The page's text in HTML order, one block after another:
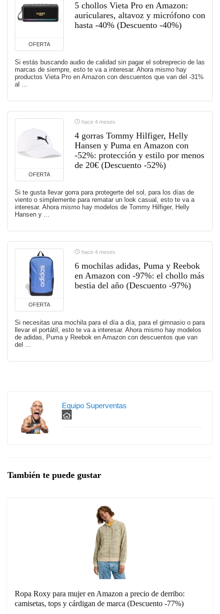
OFERTA
5 chollos Vieta Pro en Amazon:
auriculares, altavoz y micrófono con
hasta -40% (Descuento -40%)
Si estás buscando audio de calidad sin pagar el sobreprecio de las
marcas de siempre, esto te va a interesar. Ahora mismo hay
productos Vieta Pro en Amazon con descuentos que van del -31%
al ...
OFERTA
hace 4 meses
4 gorras Tommy Hilfiger, Helly
Hansen y Puma en Amazon con
-52%: protección y estilo por menos
de 20€ (Descuento -52%)
Si te gusta llevar gorra para protegerte del sol, para los días de
viento o simplemente para rematar un look casual, esto te va a
interesar. Ahora mismo hay modelos de Tommy Hilfiger, Helly
Hansen y ...
OFERTA
hace 4 meses
6 mochilas adidas, Puma y Reebok
en Amazon con -97%: el chollo más
bestia del año (Descuento -97%)
Si necesitas una mochila para el día a día, para el gimnasio o para
llevar el portátil, esto te va a interesar. Ahora mismo hay modelos
de adidas, Puma y Reebok en Amazon con descuentos que van
del ...
Equipo Superventas
También te puede gustar
Ropa Roxy para mujer en Amazon a precio de derribo:
camisetas, tops y cárdigan de marca (Descuento -77%)